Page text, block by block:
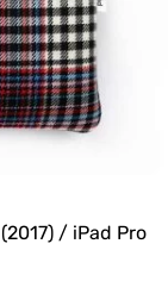
/ iPad Pro